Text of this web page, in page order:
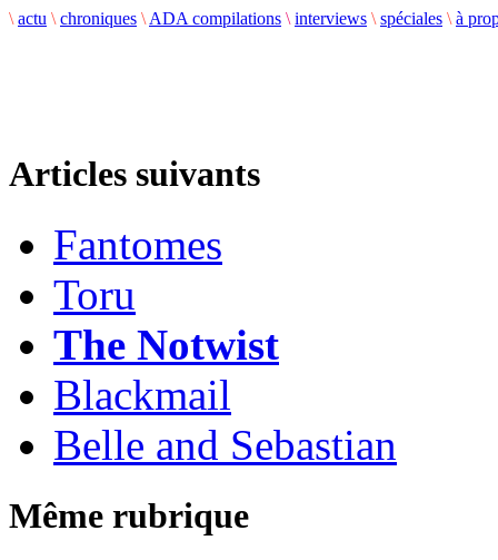
\ actu \ chroniques \ ADA compilations \ interviews \ spéciales \ à
Articles suivants
Fantomes
Toru
The Notwist
Blackmail
Belle and Sebastian
Même rubrique